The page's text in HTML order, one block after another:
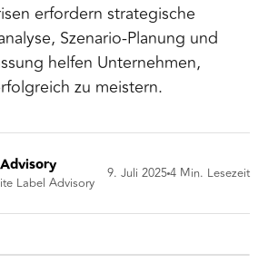
erfordern strategische
Szenario-Planung und
helfen Unternehmen,
zu meistern.
Label Advisory
9. Juli 20254 Min. Lesezeit